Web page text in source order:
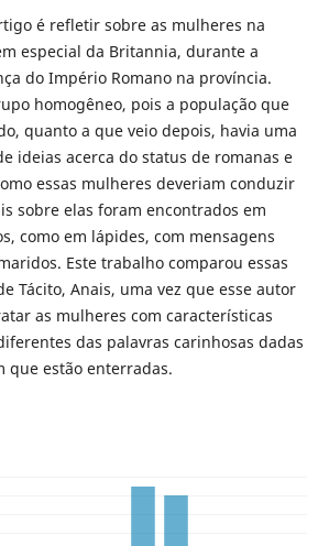
é refletir sobre as mulheres na
especial da Britannia, durante a
do Império Romano na província.
homogêneo, pois a população que
quanto a que veio depois, havia uma
ideias acerca do status de romanas e
essas mulheres deveriam conduzir
sobre elas foram encontrados em
como em lápides, com mensagens
Este trabalho comparou essas
Tácito, Anais, uma vez que esse autor
as mulheres com características
das palavras carinhosas dadas
que estão enterradas.